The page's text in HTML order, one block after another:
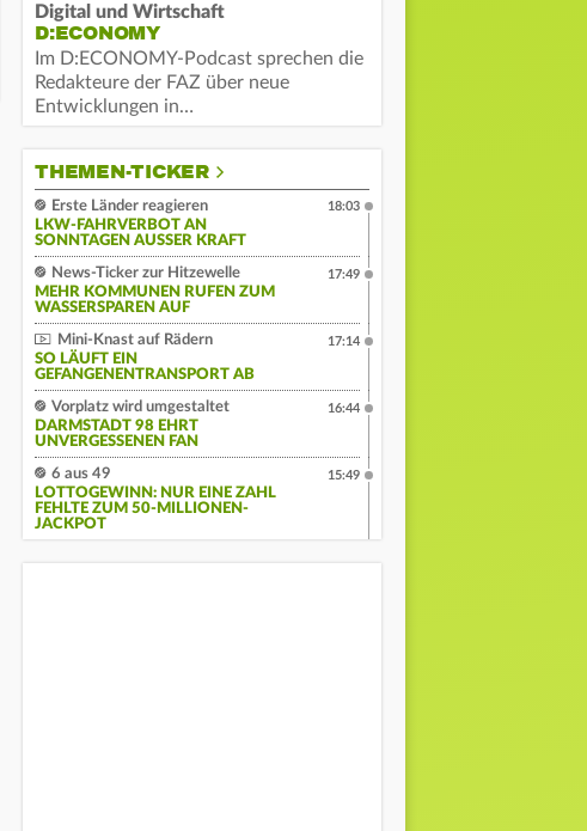
Digital und Wirtschaft
D:ECONOMY
Im D:ECONOMY-Podcast sprechen die
Redakteure der FAZ über neue
Entwicklungen in…
THEMEN-TICKER
Erste Länder reagieren
LKW-FAHRVERBOT AN
SONNTAGEN AUSSER KRAFT
18:03
News-Ticker zur Hitzewelle
MEHR KOMMUNEN RUFEN ZUM
WASSERSPAREN AUF
17:49
Mini-Knast auf Rädern
SO LÄUFT EIN
GEFANGENENTRANSPORT AB
17:14
Vorplatz wird umgestaltet
DARMSTADT 98 EHRT
UNVERGESSENEN FAN
16:44
6 aus 49
LOTTOGEWINN: NUR EINE ZAHL
FEHLTE ZUM 50-MILLIONEN-
JACKPOT
15:49